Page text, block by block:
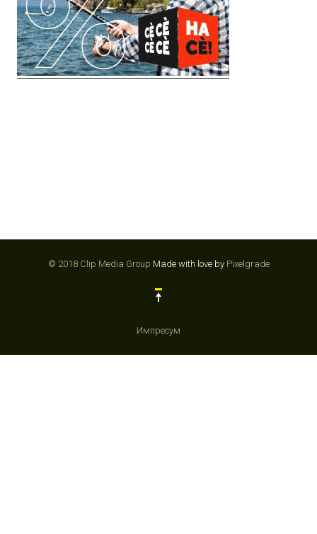
© 2018 Clip Media Group Made with love by Pixelgrade
Импресум